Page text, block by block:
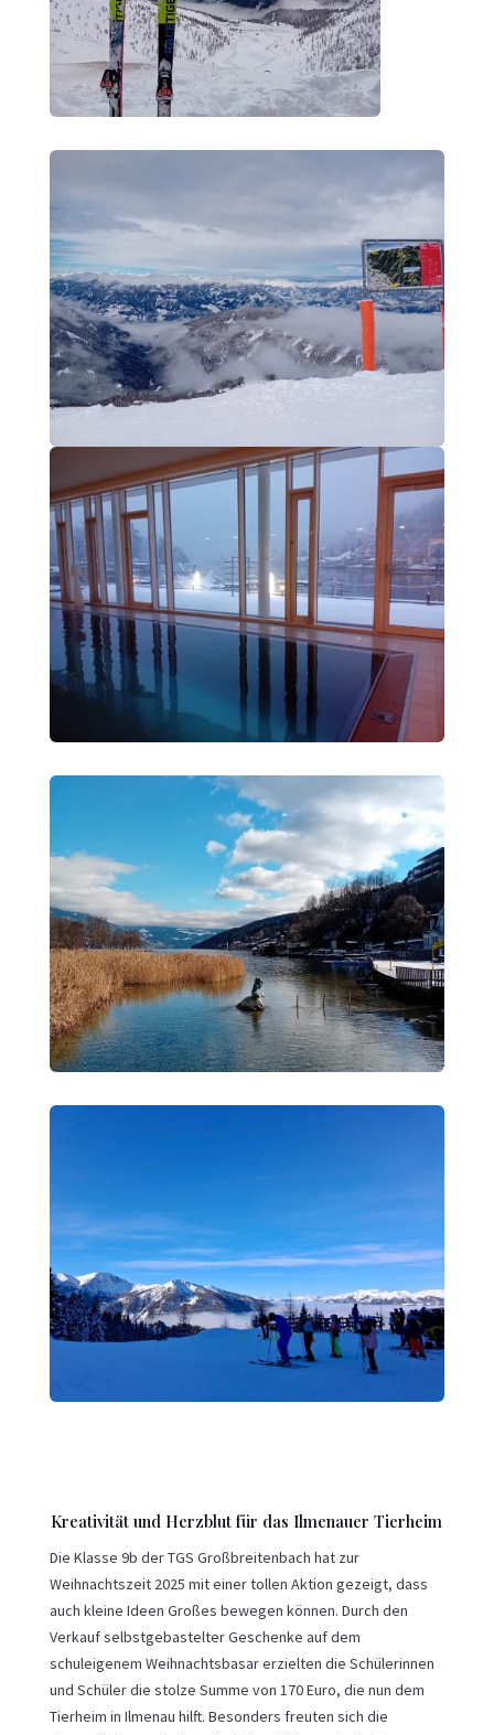
Kreativität und Herzblut für das Ilmenauer Tierheim
Die Klasse 9b der TGS Großbreitenbach hat zur
Weihnachtszeit 2025 mit einer tollen Aktion gezeigt, dass
auch kleine Ideen Großes bewegen können. Durch den
Verkauf selbstgebastelter Geschenke auf dem
schuleigenem Weihnachtsbasar erzielten die Schülerinnen
und Schüler die stolze Summe von 170 Euro, die nun dem
Tierheim in Ilmenau hilft. Besonders freuten sich die